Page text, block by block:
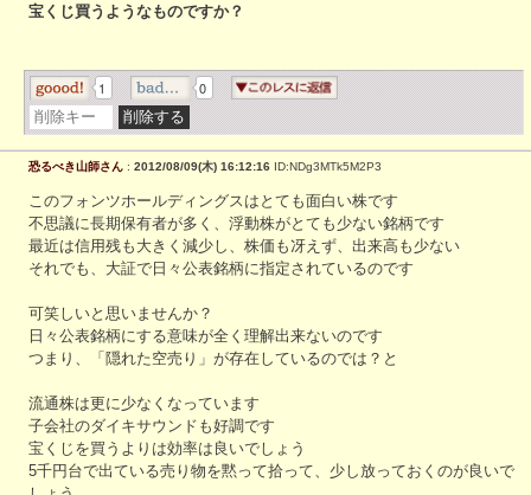
宝くじ買うようなものですか？
1 0
恐るべき山師さん : 2012/08/09(木) 16:12:16 ID:NDg3MTk5M2P3
このフォンツホールディングスはとても面白い株です
不思議に長期保有者が多く、浮動株がとても少ない銘柄です
最近は信用残も大きく減少し、株価も冴えず、出来高も少ない
それでも、大証で日々公表銘柄に指定されているのです
可笑しいと思いませんか？
日々公表銘柄にする意味が全く理解出来ないのです
つまり、「隠れた空売り」が存在しているのでは？と
流通株は更に少なくなっています
子会社のダイキサウンドも好調です
宝くじを買うよりは効率は良いでしょう
5千円台で出ている売り物を黙って拾って、少し放っておくのが良いで